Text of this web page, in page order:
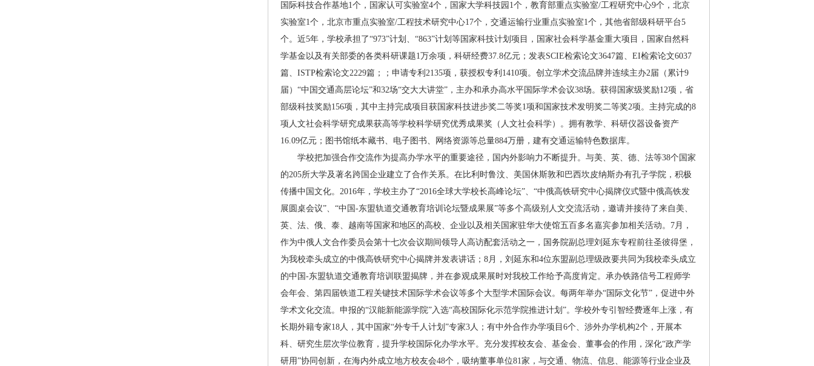
国际科技合作基地1个，国家认可实验室4个，国家大学科技园1个，教育部重点实验室/工程研究中心9个，北京
实验室1个，北京市重点实验室/工程技术研究中心17个，交通运输行业重点实验室1个，其他省部级科研平台5
个。近5年，学校承担了“973”计划、“863”计划等国家科技计划项目，国家社会科学基金重大项目，国家自然科
学基金以及有关部委的各类科研课题1万余项，科研经费37.8亿元；发表SCIE检索论文3647篇、EI检索论文6037
篇、ISTP检索论文2229篇；；申请专利2135项，获授权专利1410项。创立学术交流品牌并连续主办2届（累计9
届）“中国交通高层论坛”和32场“交大大讲堂”，主办和承办高水平国际学术会议38场。获得国家级奖励12项，省
部级科技奖励156项，其中主持完成项目获国家科技进步奖二等奖1项和国家技术发明奖二等奖2项。主持完成的8
项人文社会科学研究成果获高等学校科学研究优秀成果奖（人文社会科学）。拥有教学、科研仪器设备资产
16.09亿元；图书馆纸本藏书、电子图书、网络资源等总量884万册，建有交通运输特色数据库。
学校把加强合作交流作为提高办学水平的重要途径，国内外影响力不断提升。与美、英、德、法等38个国家
的205所大学及著名跨国企业建立了合作关系。在比利时鲁汶、美国休斯敦和巴西坎皮纳斯办有孔子学院，积极
传播中国文化。2016年，学校主办了“2016全球大学校长高峰论坛”、“中俄高铁研究中心揭牌仪式暨中俄高铁发
展圆桌会议”、“中国-东盟轨道交通教育培训论坛暨成果展”等多个高级别人文交流活动，邀请并接待了来自美、
英、法、俄、泰、越南等国家和地区的高校、企业以及相关国家驻华大使馆五百多名嘉宾参加相关活动。7月，
作为中俄人文合作委员会第十七次会议期间领导人高访配套活动之一，国务院副总理刘延东专程前往圣彼得堡，
为我校牵头成立的中俄高铁研究中心揭牌并发表讲话；8月，刘延东和4位东盟副总理级政要共同为我校牵头成立
的中国-东盟轨道交通教育培训联盟揭牌，并在参观成果展时对我校工作给予高度肯定。承办铁路信号工程师学
会年会、第四届铁道工程关键技术国际学术会议等多个大型学术国际会议。每两年举办“国际文化节”，促进中外
学术文化交流。申报的“汉能新能源学院”入选“高校国际化示范学院推进计划”。学校外专引智经费逐年上涨，有
长期外籍专家18人，其中国家“外专千人计划”专家3人；有中外合作办学项目6个、涉外办学机构2个，开展本
科、研究生层次学位教育，提升学校国际化办学水平。充分发挥校友会、基金会、董事会的作用，深化“政产学
研用”协同创新，在海内外成立地方校友会48个，吸纳董事单位81家，与交通、物流、信息、能源等行业企业及